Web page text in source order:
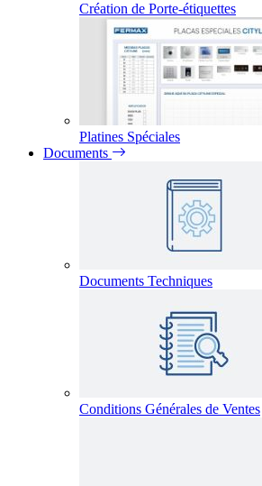
Création de Porte-étiquettes
Platines Spéciales
Documents
Documents Techniques
Conditions Générales de Ventes